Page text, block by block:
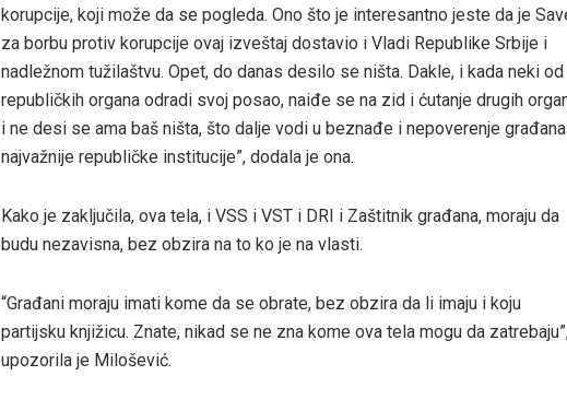
korupcije, koji može da se pogleda. Ono što je interesantno jeste da je
za borbu protiv korupcije ovaj izveštaj dostavio i Vladi Republike Srbije i
nadležnom tužilaštvu. Opet, do danas desilo se ništa. Dakle, i kada neki od
republičkih organa odradi svoj posao, naiđe se na zid i ćutanje drugih
i ne desi se ama baš ništa, što dalje vodi u beznađe i nepoverenje
najvažnije republičke institucije”, dodala je ona.
Kako je zaključila, ova tela, i VSS i VST i DRI i Zaštitnik građana, moraju da
budu nezavisna, bez obzira na to ko je na vlasti.
“Građani moraju imati kome da se obrate, bez obzira da li imaju i koju
partijsku knjižicu. Znate, nikad se ne zna kome ova tela mogu da
upozorila je Milošević.